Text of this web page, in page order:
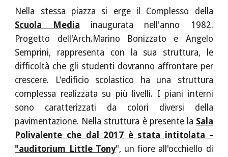
Nella stessa piazza si erge il Complesso della
Scuola Media inaugurata nell'anno 1982.
Progetto dell'Arch.Marino Bonizzato e Angelo
Semprini, rappresenta con la sua struttura, le
difficoltà che gli studenti dovranno affrontare per
crescere. L'edificio scolastico ha una struttura
complessa realizzata su più livelli. I piani interni
sono caratterizzati da colori diversi della
pavimentazione. Nella struttura è presente la Sala
Polivalente che dal 2017 è stata intitolata -
"auditorium Little Tony", un fiore all'occhiello di